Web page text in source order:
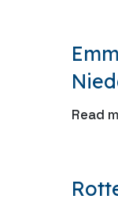
Read